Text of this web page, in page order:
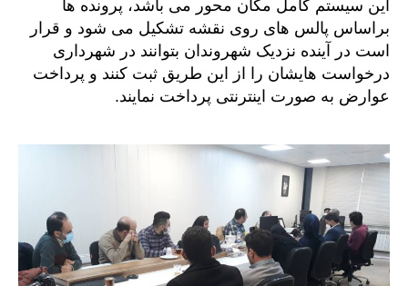
این سیستم کامل مکان محور می باشد، پرونده ها
براساس پالس های روی نقشه تشکیل می شود و قرار
است در آینده نزدیک شهروندان بتوانند در شهرداری
درخواست هایشان را از این طریق ثبت کنند و پرداخت
عوارض به صورت اینترنتی پرداخت نمایند.